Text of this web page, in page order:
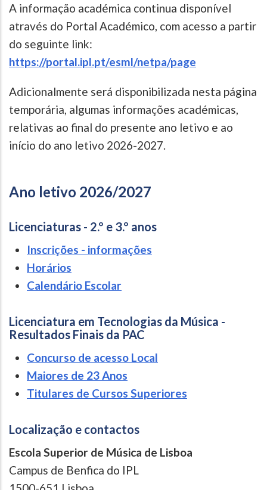
A informação académica continua disponível
através do Portal Académico, com acesso a partir
do seguinte link:
https://portal.ipl.pt/esml/netpa/page
Adicionalmente será disponibilizada nesta página
temporária, algumas informações académicas,
relativas ao final do presente ano letivo e ao
início do ano letivo 2026-2027.
Ano letivo 2026/2027
Licenciaturas - 2.º e 3.º anos
Inscrições - informações
Horários
Calendário Escolar
Licenciatura em Tecnologias da Música -
Resultados Finais da PAC
Concurso de acesso Local
Maiores de 23 Anos
Titulares de Cursos Superiores
Localização e contactos
Escola Superior de Música de Lisboa
Campus de Benfica do IPL